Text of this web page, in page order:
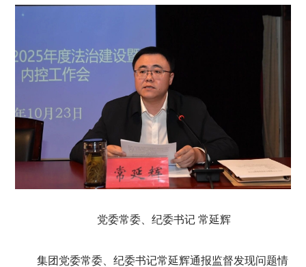
党委常委、纪委书记 常延辉
集团党委常委、纪委书记常延辉通报监督发现问题情